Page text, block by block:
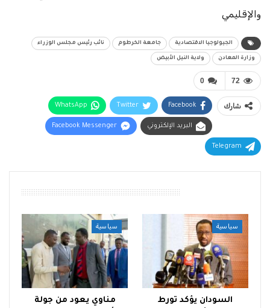
والإقليمي
الجيولوجيا الاقتصادية جامعة الخرطوم نائب رئيس مجلس الوزراء
وزارة المعادن ولاية النيل الأبيض
0 72
شارك Facebook
Twitter
WhatsApp
البريد الإلكتروني Facebook Messenger
Telegram
سياسية
السودان يؤكد تورط
سياسية
مناوي يعود من جولة